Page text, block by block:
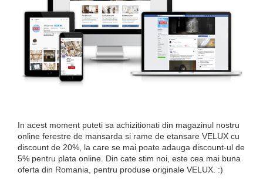
In acest moment puteti sa achizitionati din magazinul nostru
online ferestre de mansarda si rame de etansare VELUX cu
discount de 20%, la care se mai poate adauga discount-ul de
5% pentru plata online. Din cate stim noi, este cea mai buna
oferta din Romania, pentru produse originale VELUX. :)